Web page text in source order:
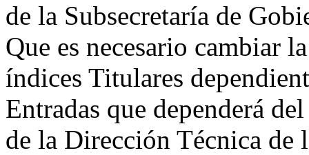
de la Subsecretaría de
Que es necesario cambiar
índices Titulares
Entradas que dependerá
de la Dirección Técnica de